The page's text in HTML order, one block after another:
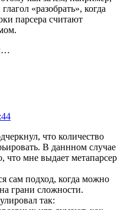
«разобрать», когда
парсера считают
что количество
В даннном случае
что мне выдает метапарсер
сам подход, когда можно
грани сложности.
так: